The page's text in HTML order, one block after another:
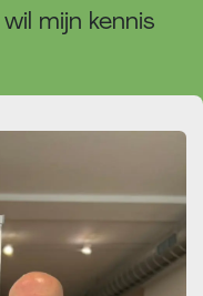
mijn kennis